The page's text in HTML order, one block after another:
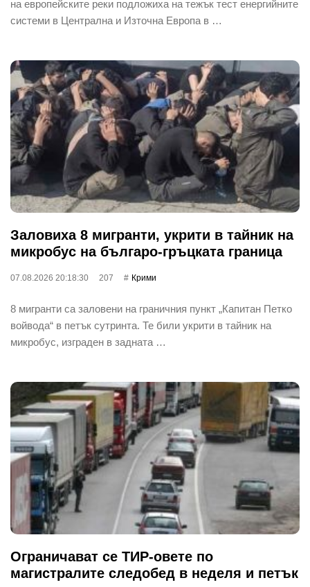
на европейските реки подложиха на тежък тест енергийните
системи в Централна и Източна Европа в …
Заловиха 8 мигранти, укрити в тайник на
микробус на българо-гръцката граница
07.08.2026 20:18:30 207 Крими
8 мигранти са заловени на граничния пункт „Капитан Петко
войвода“ в петък сутринта. Те били укрити в тайник на
микробус, изграден в задната …
Ограничават се ТИР-овете по
магистралите следобед в неделя и петък